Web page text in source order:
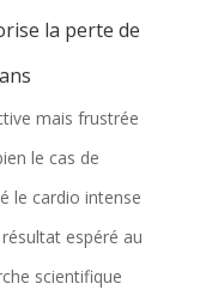
la perte de
mais frustrée
le cas de
le cardio intense
espéré au
scientifique